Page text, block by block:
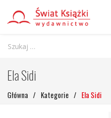
Ela Sidi
Główna / Kategorie / Ela Sidi